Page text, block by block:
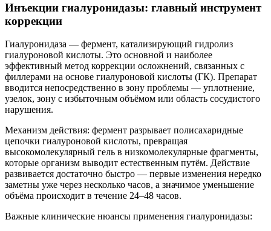
Инъекции гиалуронидазы: главный инструмент
коррекции
Гиалуронидаза — фермент, катализирующий гидролиз
гиалуроновой кислоты. Это основной и наиболее
эффективный метод коррекции осложнений, связанных с
филлерами на основе гиалуроновой кислоты (ГК). Препарат
вводится непосредственно в зону проблемы — уплотнение,
узелок, зону с избыточным объёмом или область сосудистого
нарушения.
Механизм действия: фермент разрывает полисахаридные
цепочки гиалуроновой кислоты, превращая
высокомолекулярный гель в низкомолекулярные фрагменты,
которые организм выводит естественным путём. Действие
развивается достаточно быстро — первые изменения нередко
заметны уже через несколько часов, а значимое уменьшение
объёма происходит в течение 24–48 часов.
Важные клинические нюансы применения гиалуронидазы: